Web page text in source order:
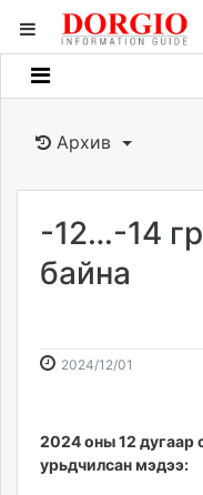
Мэдээллийн
Банк санхүү
Бизнес ААН
Төрийн
Gogo.mn
caak.mn
zindaa.mn
Baabar.mn
Архив
-12…-14
байна
2024/12/01
10:45:41
14:37:09
2024 оны 12 дугаар
урьдчилсан мэдээ: